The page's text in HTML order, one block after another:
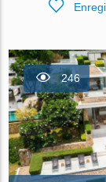
246